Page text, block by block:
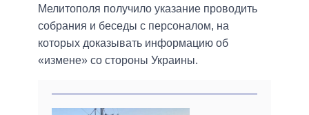
Мелитополя получило указание проводить
собрания и беседы с персоналом, на
которых доказывать информацию об
«измене» со стороны Украины.